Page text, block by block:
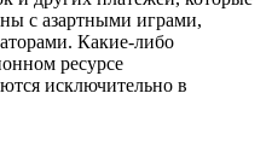
с азартными играми,
Какие-либо
ресурсе
исключительно в